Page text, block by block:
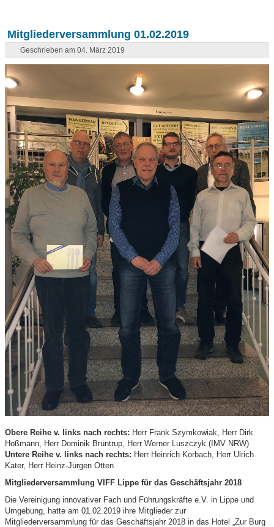
Mitgliederversammlung 01.02.2019
Geschrieben am 04. März 2019
Obere Reihe v. links nach rechts: Herr Frank Szymkowiak, Herr Dirk
Hoßmann, Herr Dominik Brüntrup, Herr Werner Luszczyk (IMV NRW)
Untere Reihe v. links nach rechts: Herr Heinrich Korbach, Herr Ulrich
Kater, Herr Heinz-Jürgen Otten
Mitgliederversammlung VIFF Lippe für das Geschäftsjahr 2018
Die Vereinigung innovativer Fach und Führungskräfte e.V. in Lippe und
Umgebung, hatte am 01.02.2019 ihre Mitglieder zur
Mitgliederversammlung für das Geschäftsjahr 2018 in das Hotel „Zur Burg